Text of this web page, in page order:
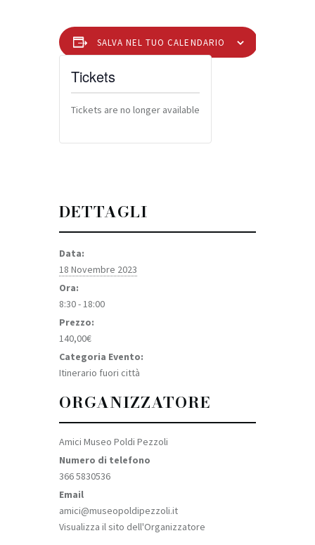
SALVA NEL TUO CALENDARIO
DETTAGLI
Data:
18 Novembre 2023
Ora:
8:30 - 18:00
Prezzo:
140,00€
Categoria Evento:
Itinerario fuori città
ORGANIZZATORE
Amici Museo Poldi Pezzoli
Numero di telefono
366 5830536
Email
amici@museopoldipezzoli.it
Visualizza il sito dell'Organizzatore
Tickets
Tickets are no longer available